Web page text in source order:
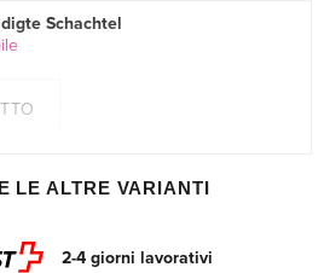
Schachtel
LE ALTRE VARIANTI
2-4 giorni lavorativi